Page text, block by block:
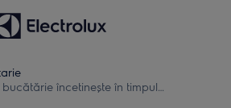
încetinește în timpul